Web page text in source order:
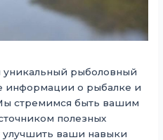
рыболовный
информации о рыбалке и
стремимся быть вашим
полезных
улучшить ваши навыки